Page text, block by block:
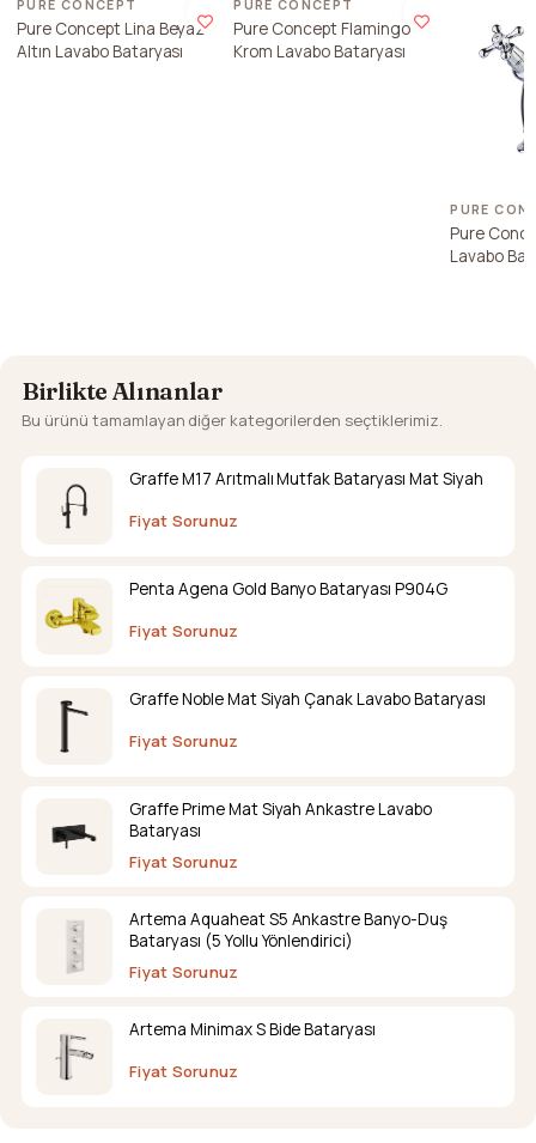
PURE CONCEPT
Pure Concept Lina Beyaz
Altın Lavabo Bataryası
PURE CONCEPT
Pure Concept Flamingo
Krom Lavabo Bataryası
PURE
Pure
Lavabo
Birlikte Alınanlar
Bu ürünü tamamlayan diğer kategorilerden seçtiklerimiz.
Graffe M17 Arıtmalı Mutfak Bataryası Mat Siyah
Fiyat Sorunuz
Penta Agena Gold Banyo Bataryası P904G
Fiyat Sorunuz
Graffe Noble Mat Siyah Çanak Lavabo Bataryası
Fiyat Sorunuz
Graffe Prime Mat Siyah Ankastre Lavabo
Bataryası
Fiyat Sorunuz
Artema Aquaheat S5 Ankastre Banyo-Duş
Bataryası (5 Yollu Yönlendirici)
Fiyat Sorunuz
Artema Minimax S Bide Bataryası
Fiyat Sorunuz